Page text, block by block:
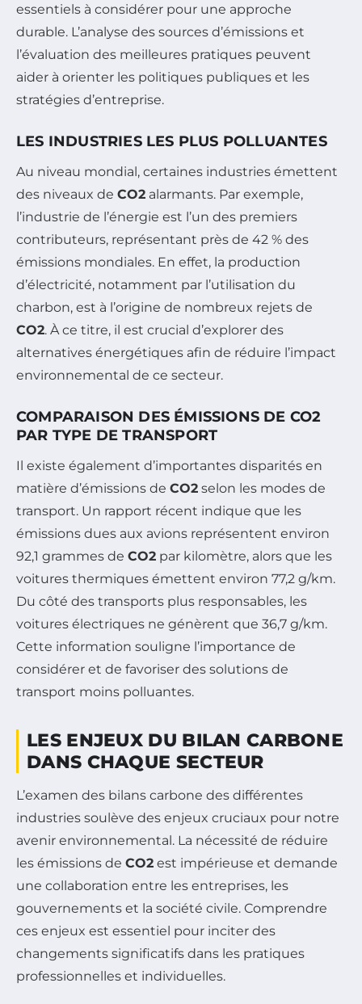
essentiels à considérer pour une approche
durable. L’analyse des sources d’émissions et
l’évaluation des meilleures pratiques peuvent
aider à orienter les politiques publiques et les
stratégies d’entreprise.
LES INDUSTRIES LES PLUS POLLUANTES
Au niveau mondial, certaines industries émettent
des niveaux de CO2 alarmants. Par exemple,
l’industrie de l’énergie est l’un des premiers
contributeurs, représentant près de 42 % des
émissions mondiales. En effet, la production
d’électricité, notamment par l’utilisation du
charbon, est à l’origine de nombreux rejets de
CO2. À ce titre, il est crucial d’explorer des
alternatives énergétiques afin de réduire l’impact
environnemental de ce secteur.
COMPARAISON DES ÉMISSIONS DE CO2
PAR TYPE DE TRANSPORT
Il existe également d’importantes disparités en
matière d’émissions de CO2 selon les modes de
transport. Un rapport récent indique que les
émissions dues aux avions représentent environ
92,1 grammes de CO2 par kilomètre, alors que les
voitures thermiques émettent environ 77,2 g/km.
Du côté des transports plus responsables, les
voitures électriques ne génèrent que 36,7 g/km.
Cette information souligne l’importance de
considérer et de favoriser des solutions de
transport moins polluantes.
LES ENJEUX DU BILAN CARBONE
DANS CHAQUE SECTEUR
L’examen des bilans carbone des différentes
industries soulève des enjeux cruciaux pour notre
avenir environnemental. La nécessité de réduire
les émissions de CO2 est impérieuse et demande
une collaboration entre les entreprises, les
gouvernements et la société civile. Comprendre
ces enjeux est essentiel pour inciter des
changements significatifs dans les pratiques
professionnelles et individuelles.